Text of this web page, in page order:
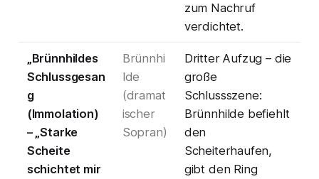
zum Nachruf
verdichtet.
„Brünnhildes
Schlussgesan
g
(Immolation)
– „Starke
Scheite
schichtet mir
Brünnhi
lde
(dramat
ischer
Sopran)
Dritter Aufzug – die
große
Schlussszene:
Brünnhilde befiehlt
den
Scheiterhaufen,
gibt den Ring